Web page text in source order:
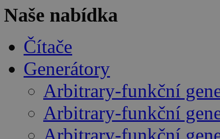
Naše nabídka
Čítače
Generátory
Arbitrary-funkční
Arbitrary-funkční